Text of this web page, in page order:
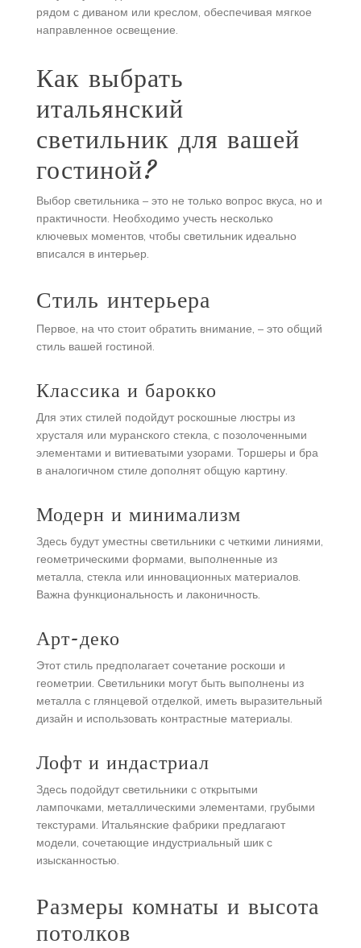
рядом с диваном или креслом, обеспечивая мягкое
направленное освещение.
Как выбрать
итальянский
светильник для вашей
гостиной?
Выбор светильника – это не только вопрос вкуса, но и
практичности. Необходимо учесть несколько
ключевых моментов, чтобы светильник идеально
вписался в интерьер.
Стиль интерьера
Первое, на что стоит обратить внимание, – это общий
стиль вашей гостиной.
Классика и барокко
Для этих стилей подойдут роскошные люстры из
хрусталя или муранского стекла, с позолоченными
элементами и витиеватыми узорами. Торшеры и бра
в аналогичном стиле дополнят общую картину.
Модерн и минимализм
Здесь будут уместны светильники с четкими линиями,
геометрическими формами, выполненные из
металла, стекла или инновационных материалов.
Важна функциональность и лаконичность.
Арт-деко
Этот стиль предполагает сочетание роскоши и
геометрии. Светильники могут быть выполнены из
металла с глянцевой отделкой, иметь выразительный
дизайн и использовать контрастные материалы.
Лофт и индастриал
Здесь подойдут светильники с открытыми
лампочками, металлическими элементами, грубыми
текстурами. Итальянские фабрики предлагают
модели, сочетающие индустриальный шик с
изысканностью.
Размеры комнаты и высота
потолков